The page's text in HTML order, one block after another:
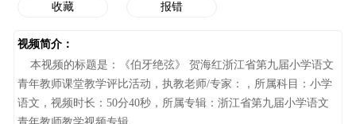
收藏 报错
视频简介：
本视频的标题是：《伯牙绝弦》 贺海红浙江省第九届小学语文
青年教师课堂教学评比活动，执教老师/专家：，所属科目：小学
语文，视频时长：50分40秒，所属专辑：浙江省第九届小学语文